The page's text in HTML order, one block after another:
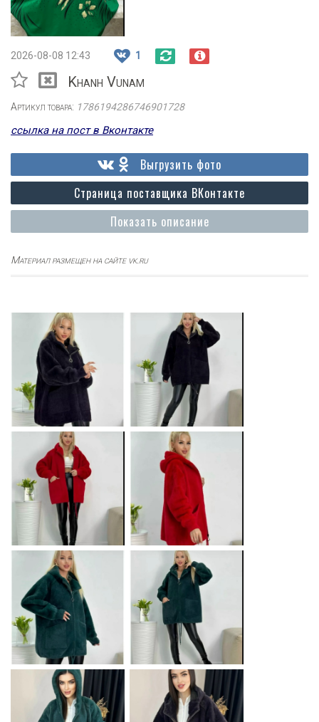
2026-08-08 12:43 1
Khanh Vunam
Артикул товара: 1786194286746901728
ссылка на пост в Вконтакте
Показать описание
Страница поставщика ВКонтакте
Выгрузить фото
Материал размещен на сайте vk.ru